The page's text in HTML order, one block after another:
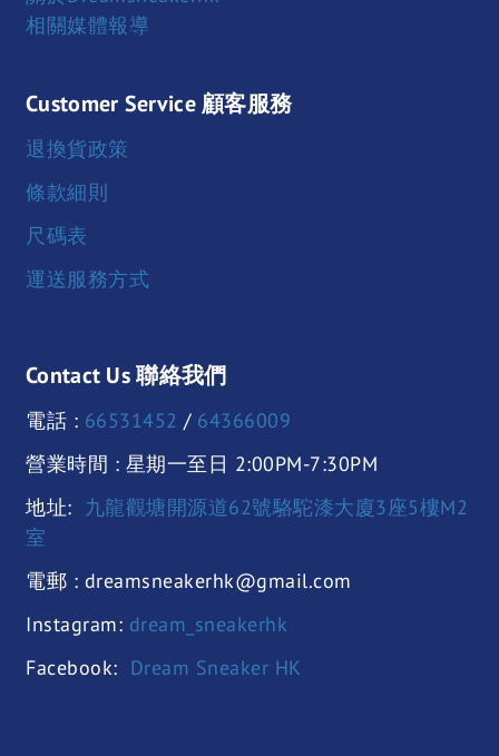
相關媒體報導
Customer Service 顧客服務
退換貨政策
條款細則
尺碼表
運送服務方式
Contact Us 聯絡我們
電話 : 66531452 / 64366009
營業時間 : 星期一至日 2:00PM-7:30PM
地址:
九龍觀塘開源道62號駱駝漆大廈3座5樓M2
室
電郵 : dreamsneakerhk@gmail.com
Instagram: dream_sneakerhk
Facebook: Dream Sneaker HK